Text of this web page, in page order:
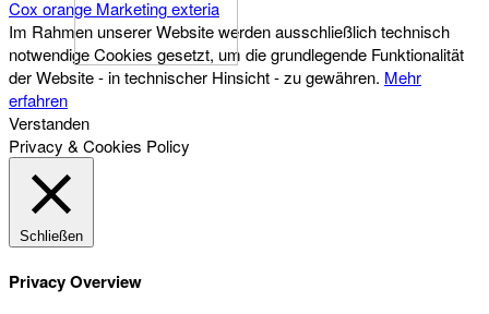
Cox orange Marketingexteria
Im Rahmen unserer Website werden ausschließlich technisch
notwendige Cookies gesetzt, um die grundlegende Funktionalität
der Website - in technischer Hinsicht - zu gewähren. Mehr
erfahren
Verstanden
Privacy & Cookies Policy
Schließen
Privacy Overview